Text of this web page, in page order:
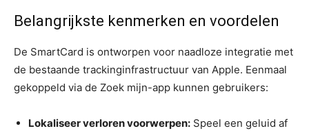
Belangrijkste kenmerken en voordelen
De SmartCard is ontworpen voor naadloze integratie met
de bestaande trackinginfrastructuur van Apple. Eenmaal
gekoppeld via de Zoek mijn-app kunnen gebruikers:
Lokaliseer verloren voorwerpen: Speel een geluid af